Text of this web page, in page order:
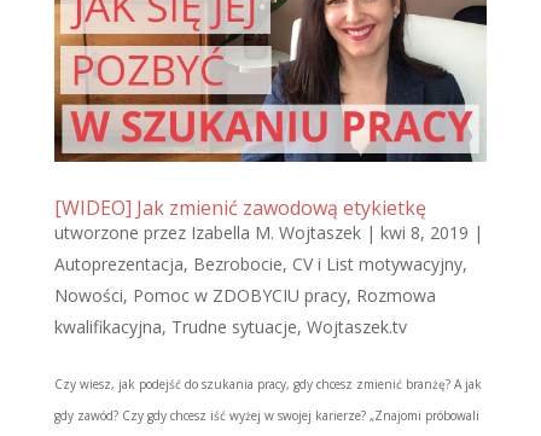
[WIDEO] Jak zmienić zawodową etykietkę
utworzone przez Izabella M. Wojtaszek| kwi 8, 2019 |
Autoprezentacja, Bezrobocie, CV i List motywacyjny,
Nowości, Pomoc w ZDOBYCIU pracy, Rozmowa
kwalifikacyjna, Trudne sytuacje, Wojtaszek.tv
Czy wiesz, jak podejść do szukania pracy, gdy chcesz zmienić branżę? A jak
gdy zawód? Czy gdy chcesz iść wyżej w swojej karierze? „Znajomi próbowali